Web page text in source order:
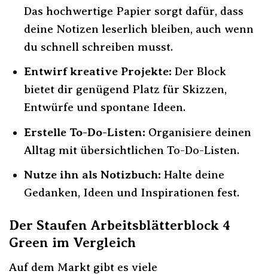
Das hochwertige Papier sorgt dafür, dass
deine Notizen leserlich bleiben, auch wenn
du schnell schreiben musst.
Entwirf kreative Projekte: Der Block
bietet dir genügend Platz für Skizzen,
Entwürfe und spontane Ideen.
Erstelle To-Do-Listen: Organisiere deinen
Alltag mit übersichtlichen To-Do-Listen.
Nutze ihn als Notizbuch: Halte deine
Gedanken, Ideen und Inspirationen fest.
Der Staufen Arbeitsblätterblock 4
Green im Vergleich
Auf dem Markt gibt es viele